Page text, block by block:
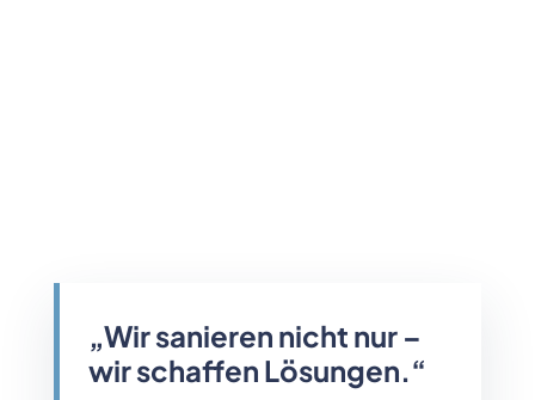
„Wir sanieren nicht nur –
wir schaffen Lösungen.“